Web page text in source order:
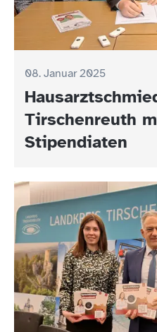
08. Januar 2025
Tirschenreuth
Stipendiaten